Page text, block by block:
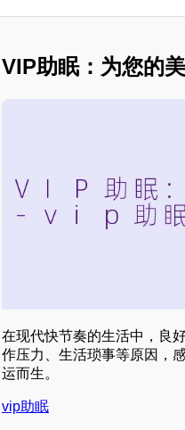
VIP助眠：为您的
在现代快节奏的生活中，良
作压力、生活琐事等原因，
运而生。
vip助眠